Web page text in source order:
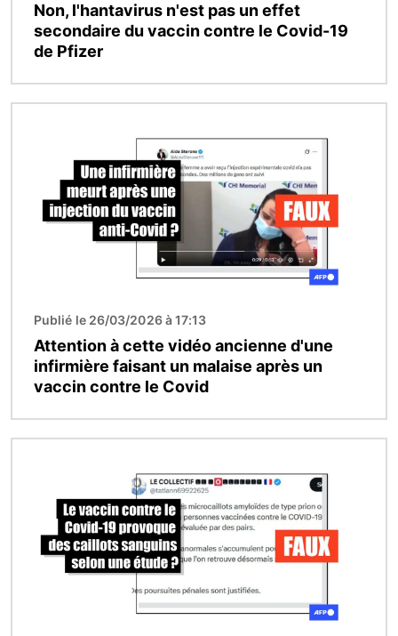
Non, l'hantavirus n'est pas un effet
secondaire du vaccin contre le Covid-19
de Pfizer
Publié le 26/03/2026 à 17:13
Attention à cette vidéo ancienne d'une
infirmière faisant un malaise après un
vaccin contre le Covid